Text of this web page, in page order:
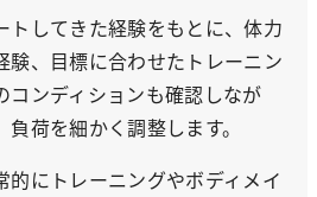
トしてきた経験をもとに、体力
験、目標に合わせたトレーニン
コンディションも確認しなが
荷を細かく調整します。
的にトレーニングやボディメイ